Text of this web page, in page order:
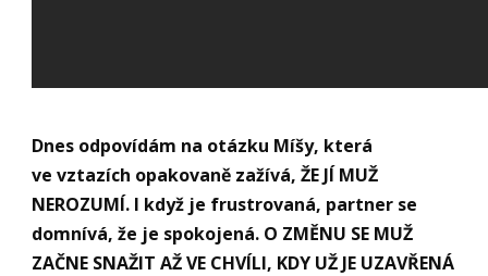
Dnes odpovídám na otázku Míšy, která
ve vztazích opakovaně zažívá, ŽE JÍ MUŽ
NEROZUMÍ. I když je frustrovaná, partner se
domnívá, že je spokojená. O ZMĚNU SE MUŽ
ZAČNE SNAŽIT AŽ VE CHVÍLI, KDY UŽ JE UZAVŘENÁ